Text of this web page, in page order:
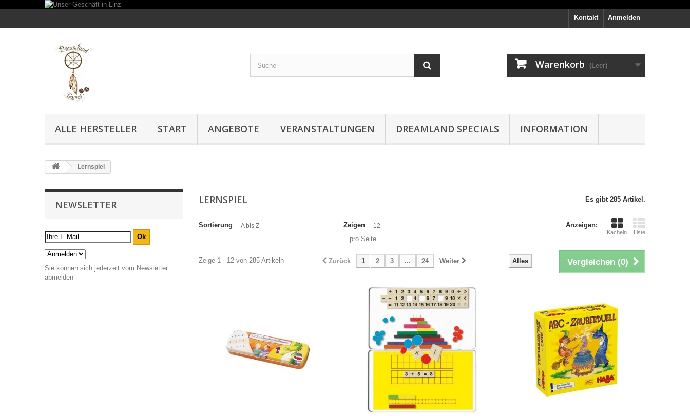
Anmelden
Kontakt
Warenkorb (Leer)
ALLE HERSTELLER START ANGEBOTE VERANSTALTUNGEN DREAMLAND SPECIALS INFORMATION
Lernspiel
NEWSLETTER
Sie können sich jederzeit vom Newsletter
abmelden
LERNSPIEL Es gibt 285 Artikel.
Anzeigen:
Kacheln Liste
Sortierung A bis Z Zeigen 12
pro Seite
Vergleichen (0)
Alles
Zurück 1 2 3 ... 24 Weiter
Zeige 1 - 12 von 285 Artikeln